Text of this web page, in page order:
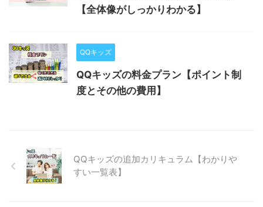
【全体像がしっかりわかる】
QQキッズ
QQキッズの料金プラン【ポイント制
度とその他の費用】
QQキッズの追加カリキュラム【わかりや
すい一覧表】